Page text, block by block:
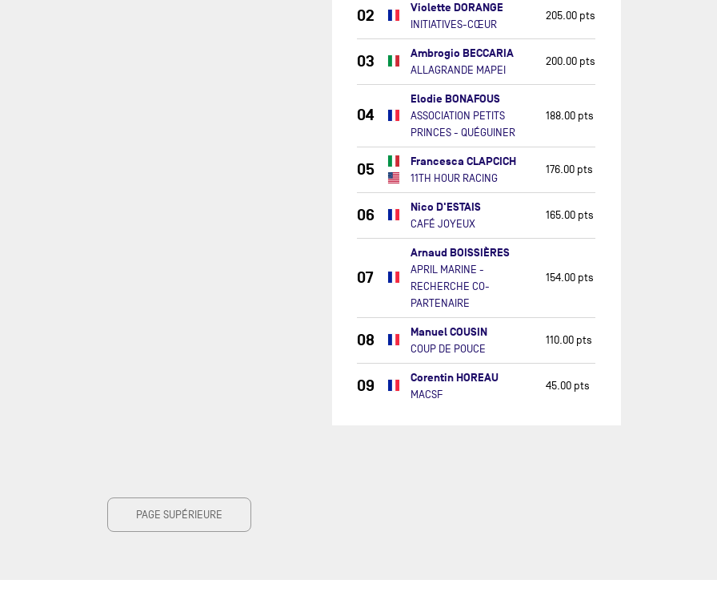
02 Violette DORANGE
INITIATIVES-CŒUR
205.00 pts
03 Ambrogio BECCARIA
ALLAGRANDE MAPEI
200.00 pts
04
Elodie BONAFOUS
ASSOCIATION PETITS
PRINCES - QUÉGUINER
188.00 pts
05 Francesca CLAPCICH
11TH HOUR RACING
176.00 pts
06 Nico D'ESTAIS
CAFÉ JOYEUX
165.00 pts
07
Arnaud BOISSIÈRES
APRIL MARINE -
RECHERCHE CO-
PARTENAIRE
154.00 pts
08 Manuel COUSIN
COUP DE POUCE
110.00 pts
09 Corentin HOREAU
MACSF
45.00 pts
PAGE SUPÉRIEURE